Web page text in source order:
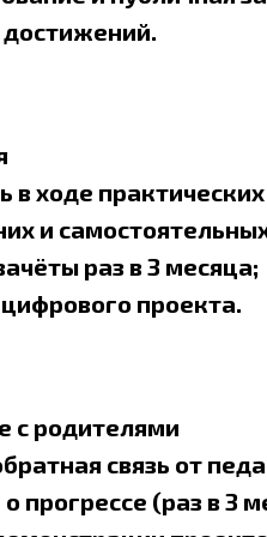
в ходе
и
раз в 3 месяца;
проекта.
с родителями
связь от
прогрессе (раз в 3